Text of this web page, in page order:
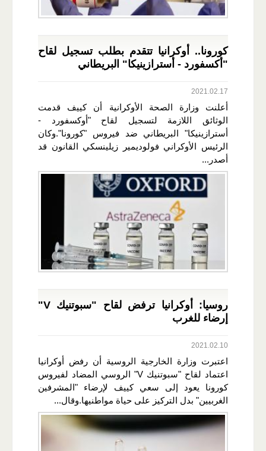
كورونا.. أوكرانيا تتقدم بطلب تسجيل لقاح
"أكسفورد - أسترازينيكا" البريطاني
2021.02.17
أعلنت وزارة الصحة الأوكرانية أن كييف قدمت
الوثائق اللازمة لتسجيل لقاح "أوكسفورد -
أسترازينيكا" البريطاني ضد فيروس "كورونا".وكان
الرئيس الأوكراني فولوديمير زيلينسكي القانون قد
أصدر...
روسيا: أوكرانيا ترفض لقاح "سبوتنيك V"
إرضاء للغرب
2021.02.10
اعتبرت وزارة الخارجية الروسية أن رفض أوكرانيا
اعتماد لقاح "سبوتنيك V" الروسي المضاد لفيروس
كورونا يعود إلى سعي كييف لإرضاء "المشرفين
الغربيين" بدل التركيز على حياة مواطنيها.وقال...